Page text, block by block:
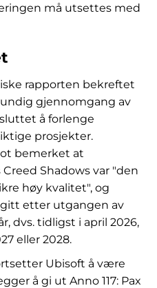
må utsettes med
rapporten bekreftet
gjennomgang av
å forlenge
prosjekter.
bemerket at
Shadows var "den
høy kvalitet", og
etter utgangen av
dvs. tidligst i april 2026,
eller 2028.
Ubisoft å være
å gi ut Anno 117: Pax